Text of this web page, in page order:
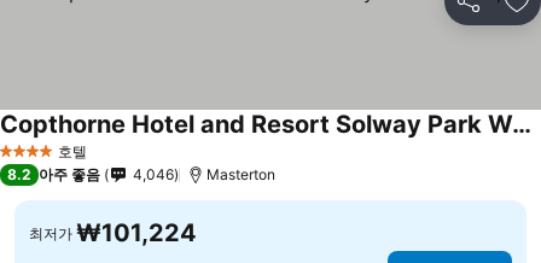
공유 즐
4 성급 호텔
Copthorne Hotel and Resort Solway Park Wairarapa
8.2 아주 좋음 4,046 Masterton
최저가 ₩101,224